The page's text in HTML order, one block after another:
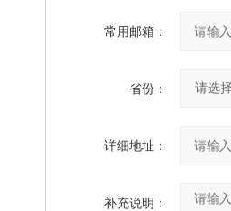
常用邮箱：
省份：
详细地址：
补充说明：